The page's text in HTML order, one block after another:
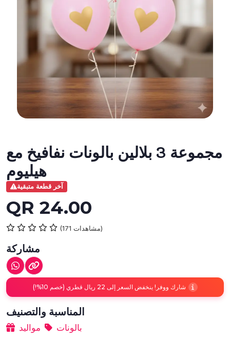
مجموعة 3 بلالين بالونات نفافيخ مع
هيليوم
آخر قطعة متبقية
QR 24.00
(171 مشاهدات)
مشاركة
شارك ووفر! ينخفض السعر إلى 22 ريال قطري (خصم 10%!)
المناسبة والتصنيف
مواليد بالونات